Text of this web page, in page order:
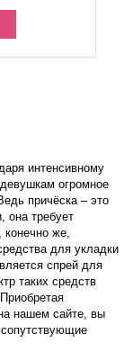
интенсивному
огромное
причёска – это
она требует
конечно же,
для укладки
спрей для
таких средств
нашем сайте, вы